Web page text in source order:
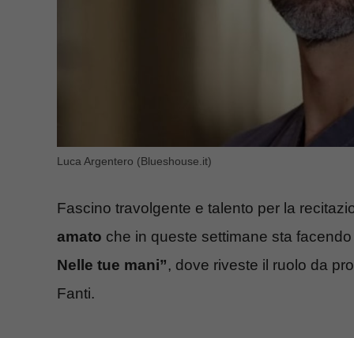
Luca Argentero (Blueshouse.it)
Fascino travolgente e talento per la
amato che in queste settimane sta
Nelle tue mani”, dove riveste il ruolo da
Fanti.